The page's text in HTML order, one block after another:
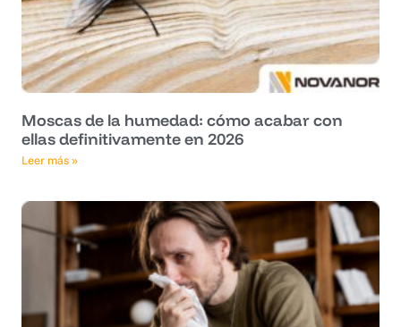
Moscas de la humedad: cómo acabar con
ellas definitivamente en 2026
Leer más »